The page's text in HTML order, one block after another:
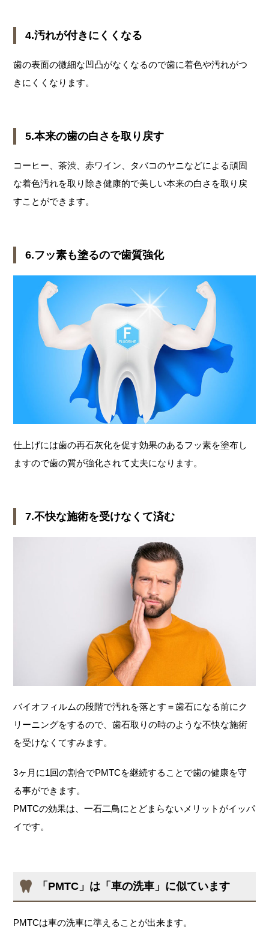
4.汚れが付きにくくなる
歯の表面の微細な凹凸がなくなるので歯に着色や汚れがつ
きにくくなります。
5.本来の歯の白さを取り戻す
コーヒー、茶渋、赤ワイン、タバコのヤニなどによる頑固
な着色汚れを取り除き健康的で美しい本来の白さを取り戻
すことができます。
6.フッ素も塗るので歯質強化
仕上げには歯の再石灰化を促す効果のあるフッ素を塗布し
ますので歯の質が強化されて丈夫になります。
7.不快な施術を受けなくて済む
バイオフィルムの段階で汚れを落とす＝歯石になる前にク
リーニングをするので、歯石取りの時のような不快な施術
を受けなくてすみます。
3ヶ月に1回の割合でPMTCを継続することで歯の健康を守
る事ができます。
PMTCの効果は、一石二鳥にとどまらないメリットがイッパ
イです。
「PMTC」は「車の洗車」に似ています
PMTCは車の洗車に準えることが出来ます。